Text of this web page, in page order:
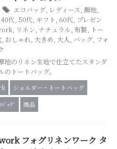
エコバッグ, レディース, 無地,
40代, 50代, ギフト, 60代, プレゼン
, リネン, ナチュラル, 布製, トー
, おしゃれ, 大きめ, 大人, バッグ, フォ
地のリネン生地で仕立てたスタンダ
トートバッグ。
ショルダー・トートバッグ
ﾞｯｸﾞ
商品
フォグリネンワーク タ